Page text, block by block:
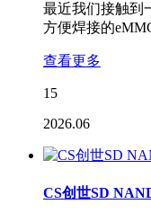
最近我们接触到
方便焊接的
查看更多
15
2026.06
CS创世SD